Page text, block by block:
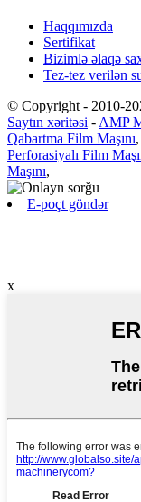
Haqqımızda
Sertifikat
Bizimlə əlaqə
Tez-tez verilən
© Copyright - 2010-
Saytın xəritəsi - AMP
Qabartma Film Maşını,
Perforasiyalı Film
Maşını,
E-poçt göndər
x